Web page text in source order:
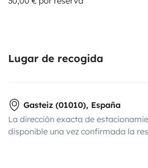
Lugar de recogida
Gasteiz (01010), España
La dirección exacta de
disponible una vez confirmada la